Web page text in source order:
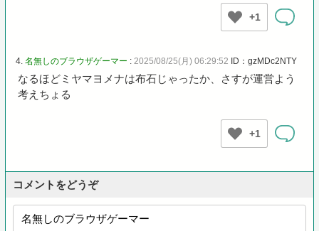
+1
4. 名無しのブラウザゲーマー : 2025/08/25(月) 06:29:52 ID：gzMDc2NTY
なるほどミヤマヨメナは布石じゃったか、さすが運営よう
考えちょる
+1
コメントをどうぞ